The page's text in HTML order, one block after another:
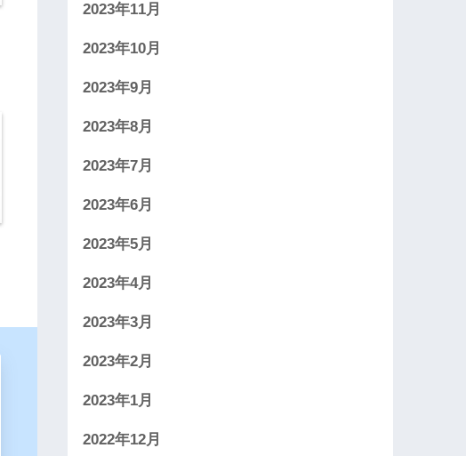
2023年11月
2023年10月
2023年9月
2023年8月
2023年7月
2023年6月
2023年5月
2023年4月
2023年3月
2023年2月
2023年1月
2022年12月